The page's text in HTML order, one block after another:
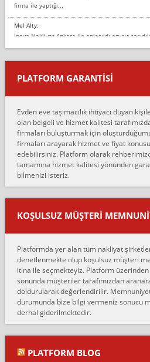
firma ile yaptığı...
Mel Alty:
İnova Nakliyat Ankara ile anlaşıldı eşyayı
Salon duvarına bir baktım birisi boydan
yapıştırm...
Murat:
çalıştıklarını, müş...
Ahmet:
Lüleburgaz güngünes evden eve naklyat
anlaştık sabah eve geldiklerinde de eşyalarımı
sarcaz demelerine r...
mehmet güldü:
Ankara ALİCANLAR NAKLİYAT Tutarsız ve ticari
var verdikleri fiyat teklifini arttırdılar.
oldukça tutarsı...
Ankara Alicanlar naklyat tel 5465524025. 2600
Konya ya Alicanlar naklyat la anlaştık bu şahıs
fiyatın mazoto gele...
Fatih kokmese:
Diyarbakır dan eşyamı getirtmek için anlaştım
Son anda fiyat artırdılar.. mecburiyetten
Ali:
PLATFORM GARANTİSİ
Evden eve taşımacılık ihtiyacı duyan
olan belgeli ve hizmet kalitesi
firmaları buluşturmak için
firmaları arayarak hizmet ve fiyat
edebilirsiniz. Platform olarak
tamamına hizmet kalitesi yönünden
bilmenizi isteriz.
KOŞULSUZ MÜŞTERI
Platformda yer alan tüm nakliyat
denetlenmekte olup koşulsuz müşteri
itina ile seçmekteyiz. Platform
sonunda müşteriler tarafımızdan
doldurularak değerlendirilir.
durumunda bize bilgi vermeniz sonucu
derhal giderilmektedir.
PLATFORM BLOG